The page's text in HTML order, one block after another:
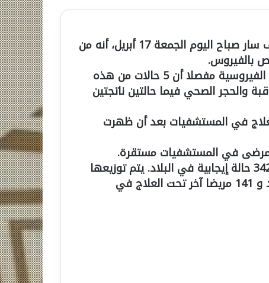
أعلن وزير الصحة والعمل الاجتماعي عبد الله ضيوف سار صباح اليوم الجمعة 17 أبريل، أنه من
واستعرض البيان الصحفي رقم 47 نتائج الفحوصات الفيروسية مفصلا أن 5 حالات من هذه
والحجر الصحي فيما حالتين ناتجتين
ممن يتلقون العلاج في المستشفيات بعد أن ظهرت
في المستشفيات مستقرة.
وأكدت وزارة الصحة إلى أنه حتى الآن ، تم تحديد 342 حالة إيجابية في البلاد. يتم توزيعها
على النحو التالي: 198 شفاء ، وفاة 2 ، إجلاء واحد و 141 مريضا آخر تحت العلاج في